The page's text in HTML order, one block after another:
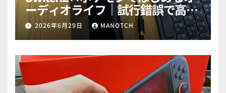
ーディオライフ｜試行錯誤で高音
質ゲットだぜ！part2
2026年6月29日 MANOTCH